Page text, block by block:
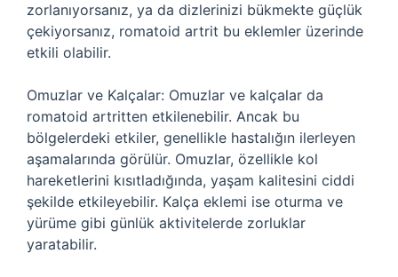
zorlanıyorsanız, ya da dizlerinizi bükmekte güçlük
çekiyorsanız, romatoid artrit bu eklemler üzerinde
etkili olabilir.
Omuzlar ve Kalçalar: Omuzlar ve kalçalar da
romatoid artritten etkilenebilir. Ancak bu
bölgelerdeki etkiler, genellikle hastalığın ilerleyen
aşamalarında görülür. Omuzlar, özellikle kol
hareketlerini kısıtladığında, yaşam kalitesini ciddi
şekilde etkileyebilir. Kalça eklemi ise oturma ve
yürüme gibi günlük aktivitelerde zorluklar
yaratabilir.